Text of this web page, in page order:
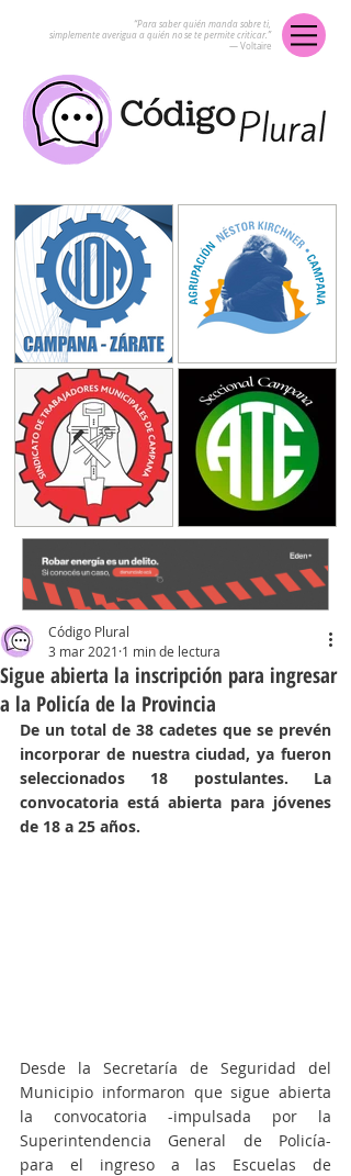
“Para saber quién manda sobre ti,
simplemente averigua a quién no se te permite criticar.”
― Voltaire
Sigue abierta la inscripción para ingresar
a la Policía de la Provincia
Código Plural
3 mar 2021 1 min de lectura
De un total de 38 cadetes que se prevén
incorporar de nuestra ciudad, ya fueron
seleccionados 18 postulantes. La
convocatoria está abierta para jóvenes
de 18 a 25 años.
Desde la Secretaría de Seguridad del
Municipio informaron que sigue abierta
la convocatoria -impulsada por la
Superintendencia General de Policía-
para el ingreso a las Escuelas de